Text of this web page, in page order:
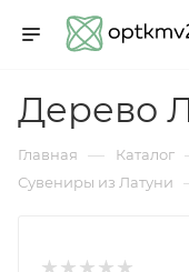
Дерево
Главная — Каталог
Сувениры из Латуни